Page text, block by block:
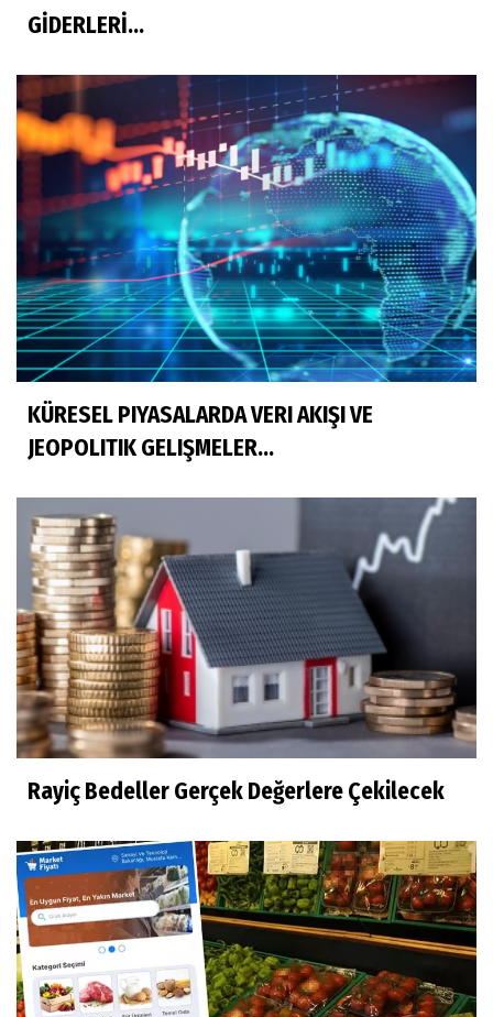
GİDERLERİ...
KÜRESEL PIYASALARDA VERI AKIŞI VE
JEOPOLITIK GELIŞMELER...
Rayiç Bedeller Gerçek Değerlere Çekilecek